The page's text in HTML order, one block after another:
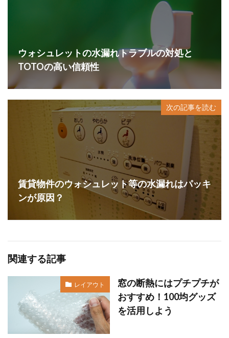
ウォシュレットの水漏れトラブルの対処と
TOTOの高い信頼性
次の記事を読む
賃貸物件のウォシュレット等の水漏れはパッキ
ンが原因？
関連する記事
レイアウト
窓の断熱にはプチプチが
おすすめ！100均グッズ
を活用しよう